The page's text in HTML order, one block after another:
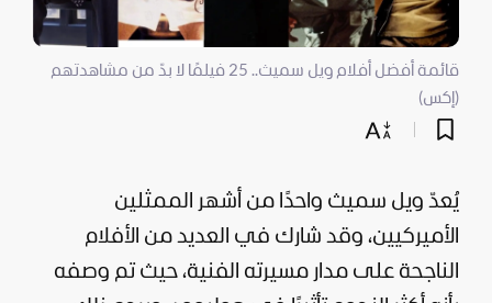
قائمة أفضل أفلام ويل سميث.. 25 فيلمًا لا بدّ من مشاهدتهم
(إكس)
يُعدّ ويل سميث واحدًا من أشهر الممثلين
الأميركيين، وقد شارك في العديد من الأفلام
الناجحة على مدار مسيرته الفنية، حيث تم وصفه